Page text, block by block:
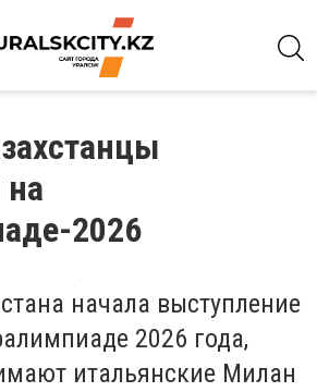
2026
начала выступление
2026 года,
итальянские Милан